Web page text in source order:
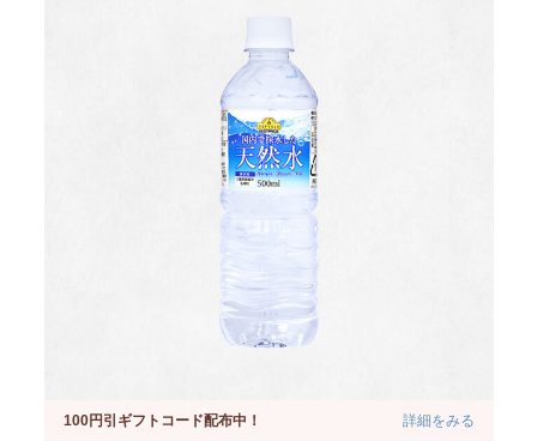
100円引ギフトコード配布中！ 詳細をみる